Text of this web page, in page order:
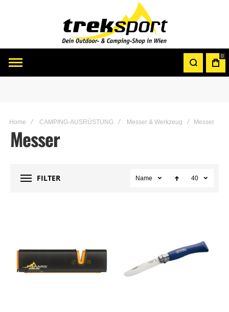
0
Home CAMPING-AUSRÜSTUNG Messer & Werkzeug Messer
Messer
FILTER Name 40